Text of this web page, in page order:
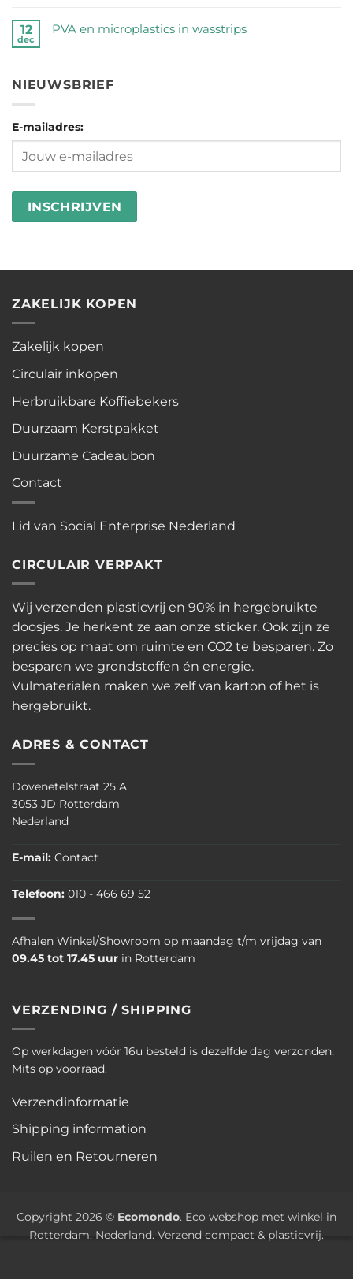
feiten
rij
geraapt
Butts
2026
=
Microplastic
reacties
duurzame
van
Ecomondo
goed
12
dec
PVA en microplastics in wasstrips
op
en
in
NIEUWSBRIEF
E-mailadres:
ZAKELIJK KOPEN
Zakelijk kopen
Circulair inkopen
Herbruikbare Koffiebekers
Duurzaam Kerstpakket
Duurzame Cadeaubon
Contact
Lid van Social Enterprise Nederland
CIRCULAIR VERPAKT
Wij verzenden plasticvrij en 90% in hergebruikte
doosjes. Je herkent ze aan onze sticker. Ook zijn ze
precies op maat om ruimte en CO2 te besparen. Zo
besparen we grondstoffen én energie.
Vulmaterialen maken we zelf van karton of het is
hergebruikt.
ADRES & CONTACT
Dovenetelstraat 25 A
3053 JD Rotterdam
Nederland
E-mail: Contact
Telefoon: 010 - 466 69 52
Afhalen Winkel/Showroom op maandag t/m vrijdag van
09.45 tot 17.45 uur in Rotterdam
VERZENDING / SHIPPING
Op werkdagen vóór 16u besteld is dezelfde dag verzonden.
Mits op voorraad.
Verzendinformatie
Shipping information
Ruilen en Retourneren
Copyright 2026 © Ecomondo. Eco webshop met winkel in
Rotterdam, Nederland. Verzend compact & plasticvrij.